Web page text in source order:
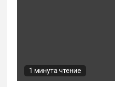
1 минута чтение